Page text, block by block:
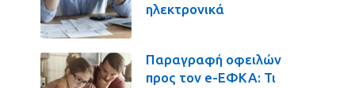
ηλεκτρονικά
Παραγραφή οφειλών
προς τον e-ΕΦΚΑ: Τι